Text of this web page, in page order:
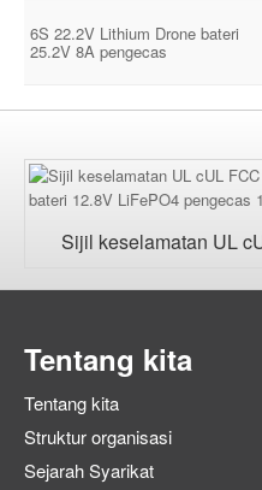
6S 22.2V Lithium Drone bateri
25.2V 8A pengecas
Sijil keselamatan UL
Tentang kita
Tentang kita
Struktur organisasi
Sejarah Syarikat